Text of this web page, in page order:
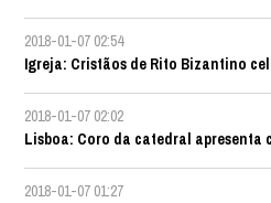
2018-01-07 02:54
Igreja: Cristãos de Rito Bizantino
2018-01-07 02:02
Lisboa: Coro da catedral apresenta
2018-01-07 01:27